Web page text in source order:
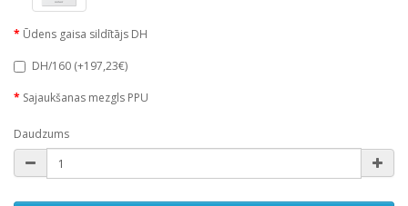
Ūdens gaisa sildītājs DH
DH/160 (+197,23€)
Sajaukšanas mezgls PPU
Daudzums